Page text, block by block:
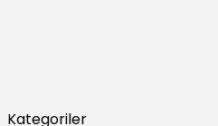
Kategoriler